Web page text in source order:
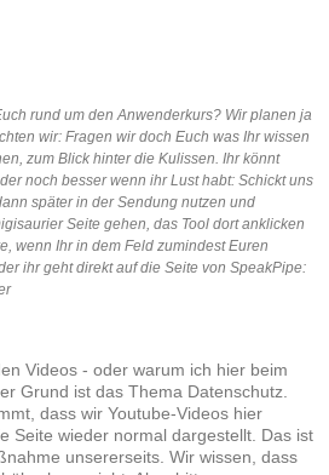
rund um den Anwenderkurs? Wir planen ja
wir: Fragen wir doch Euch was Ihr wissen
zum Blick hinter die Kulissen. Ihr könnt
noch besser wenn ihr Lust habt: Schickt uns
später in der Sendung nutzen und
Seite gehen, das Tool dort anklicken
wenn Ihr in dem Feld zumindest Euren
ihr geht direkt auf die Seite von SpeakPipe:
Videos - oder warum ich hier beim
Grund ist das Thema Datenschutz.
dass wir Youtube-Videos hier
Seite wieder normal dargestellt. Das ist
unsererseits. Wir wissen, dass